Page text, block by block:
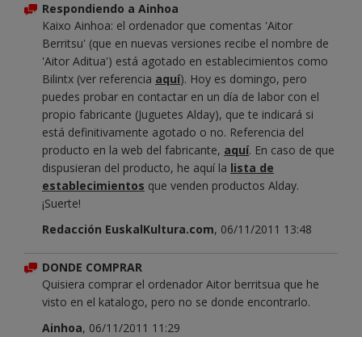
Respondiendo a Ainhoa
Kaixo Ainhoa: el ordenador que comentas 'Aitor
Berritsu' (que en nuevas versiones recibe el nombre de
'Aitor Aditua') está agotado en establecimientos como
Bilintx (ver referencia aquí). Hoy es domingo, pero
puedes probar en contactar en un día de labor con el
propio fabricante (Juguetes Alday), que te indicará si
está definitivamente agotado o no. Referencia del
producto en la web del fabricante, aquí. En caso de que
dispusieran del producto, he aquí la lista de
establecimientos que venden productos Alday.
¡Suerte!
Redacción EuskalKultura.com, 06/11/2011 13:48
DONDE COMPRAR
Quisiera comprar el ordenador Aitor berritsua que he
visto en el katalogo, pero no se donde encontrarlo.
Ainhoa, 06/11/2011 11:29